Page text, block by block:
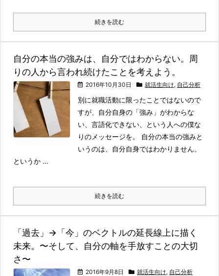
続きを読む
自分の本当の強みは、自分ではわからない。周
りの人から言われ続けたことを考えよう。
2016年10月30日 就活生向け, 自己分析
別に就職活動に限ったことではないので
すが、自分自身の「強み」がわからな
い、言語化できない、という人への僕な
りのメッセージを。 自分の本当の強みと
いうのは、自分自身ではわかりません。
というか ...
続きを読む
「過去」→「今」のベクトルの延長線上に描く
未来。〜そして、自分の軸を手放すことの大切
さ〜
2016年9月8日 就活生向け, 自己分析